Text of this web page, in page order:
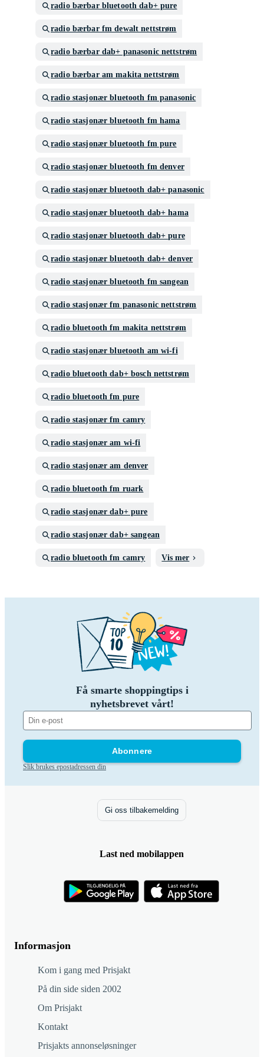
radio bærbar bluetooth dab+ pure
radio bærbar fm dewalt nettstrøm
radio bærbar dab+ panasonic nettstrøm
radio bærbar am makita nettstrøm
radio stasjonær bluetooth fm panasonic
radio stasjonær bluetooth fm hama
radio stasjonær bluetooth fm pure
radio stasjonær bluetooth fm denver
radio stasjonær bluetooth dab+ panasonic
radio stasjonær bluetooth dab+ hama
radio stasjonær bluetooth dab+ pure
radio stasjonær bluetooth dab+ denver
radio stasjonær bluetooth fm sangean
radio stasjonær fm panasonic nettstrøm
radio bluetooth fm makita nettstrøm
radio stasjonær bluetooth am wi-fi
radio bluetooth dab+ bosch nettstrøm
radio bluetooth fm pure
radio stasjonær fm camry
radio stasjonær am wi-fi
radio stasjonær am denver
radio bluetooth fm ruark
radio stasjonær dab+ pure
radio stasjonær dab+ sangean
radio bluetooth fm camry Vis mer
Få smarte shoppingtips i
nyhetsbrevet vårt!
Abonnere
Slik brukes epostadressen din
Informasjon
Kom i gang med Prisjakt
På din side siden 2002
Om Prisjakt
Kontakt
Prisjakts annonseløsninger
Gi oss tilbakemelding
Last ned mobilappen